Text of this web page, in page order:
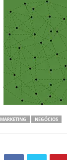
MARKETING NEGÓCIOS